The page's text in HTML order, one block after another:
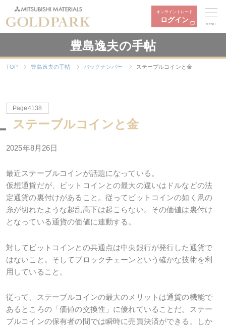
オンライントレード
ログイン
MENU
豊島逸夫の手帖
TOP 豊島逸夫の手帖 バックナンバー ステーブルコインと金
Page4138
ステーブルコインと金
2025年8月26日
最近ステーブルコインが話題になっている。
仮想通貨だが、ビットコインとの最大の違いはドルなどの法
定通貨の裏付けがあること。従ってビットコインの如く凧の
糸が切れたような超乱高下は起こらない。その価値は裏付け
となっている通貨の価値に連動する。
対してビットコインとの共通点は中央銀行が発行した通貨で
はないこと。そしてブロックチェーンという確かな技術を利
用していること。
従って、ステーブルコインの最大のメリットは通貨の機能で
あるところの「価値の交換性」に優れていることだ。ステー
ブルコインの保有者の間では瞬時に売買決済ができる。しか